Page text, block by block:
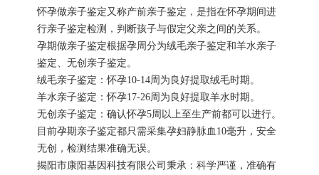
怀孕做亲子鉴定又称产前亲子鉴定，是指在怀孕期间进
行亲子鉴定检测，判断孩子与假定父亲之间的关系。
孕期做亲子鉴定根据孕周分为绒毛亲子鉴定和羊水亲子
鉴定、无创亲子鉴定。
绒毛亲子鉴定：怀孕10-14周为良好提取绒毛时期。
羊水亲子鉴定：怀孕17-26周为良好提取羊水时期。
无创亲子鉴定：确认怀孕5周以上至生产前都可以进行。
目前孕期亲子鉴定都只需采集孕妇静脉血10毫升，安全
无创，检测结果准确无误。
揭阳市康阳基因科技有限公司秉承：科学严谨，准确有